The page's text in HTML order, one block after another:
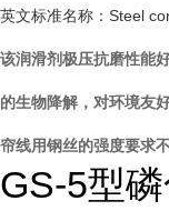
英文标准名称：Steel
该润滑剂极压抗磨性能
的生物降解，对环境友好
帘线用钢丝的强度要求不
GS-5型